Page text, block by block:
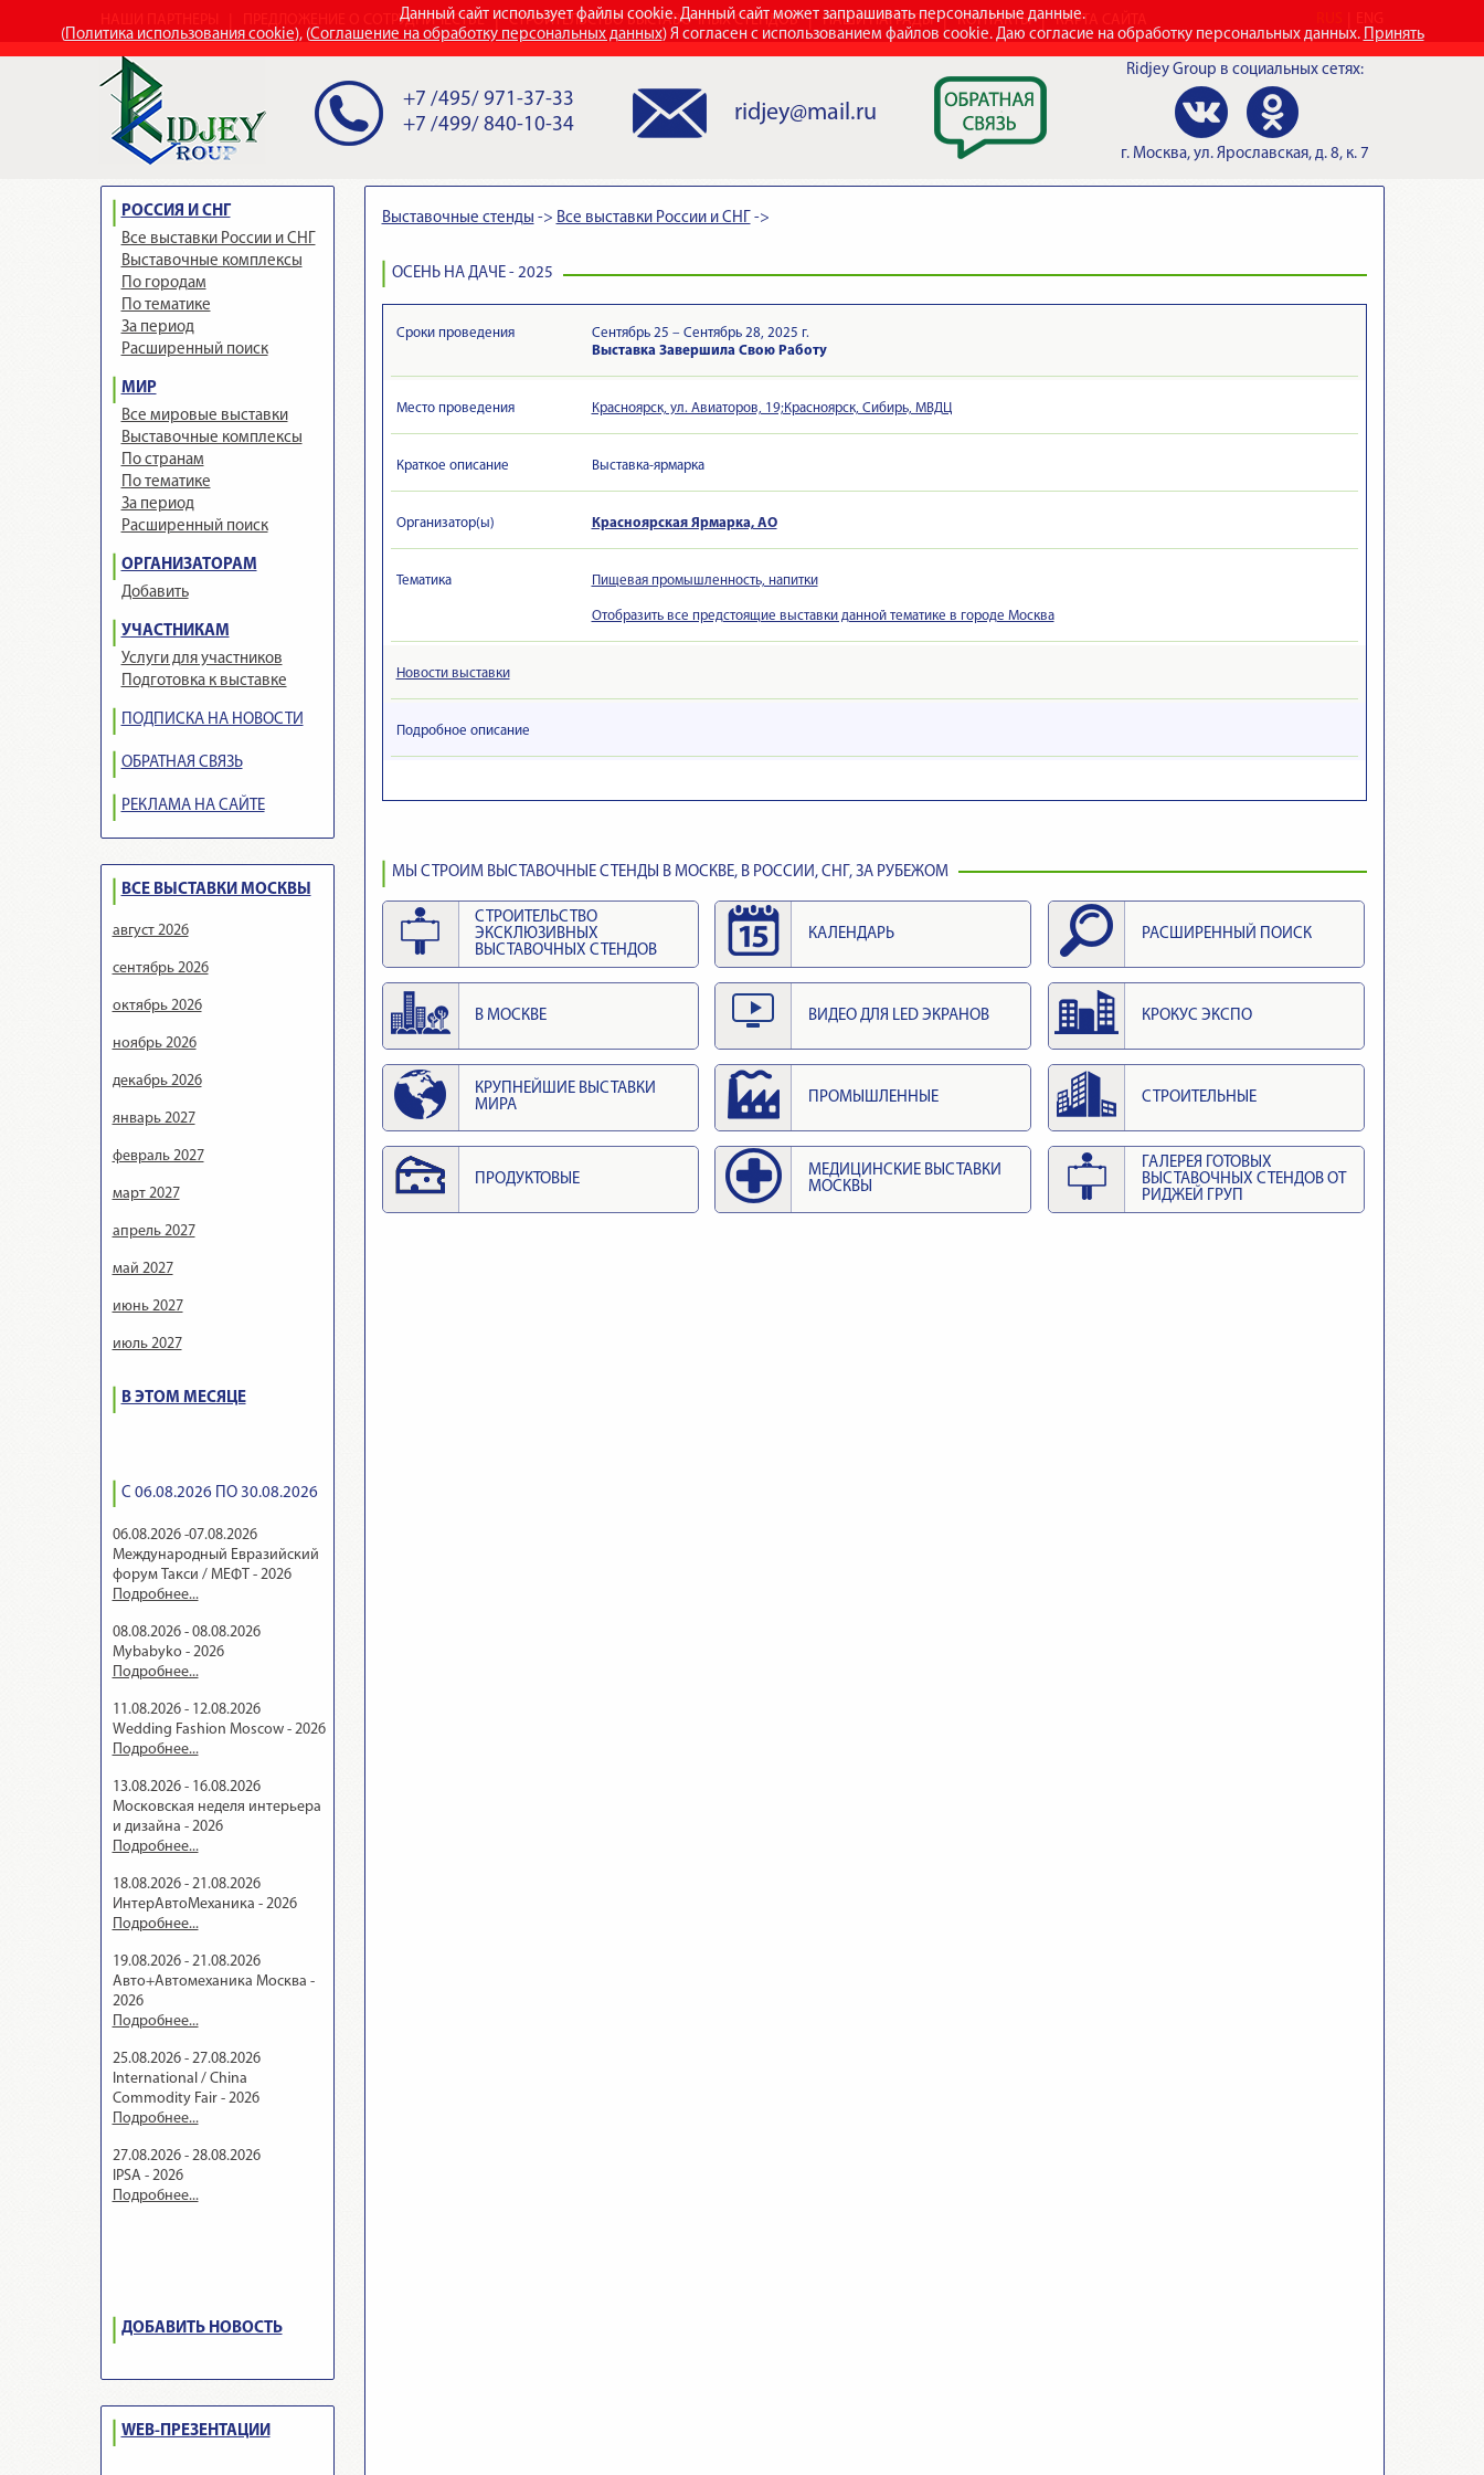
Данный сайт использует файлы cookie. Данный сайт может запрашивать персональные данные.
(Политика использования cookie), (Соглашение на обработку персональных данных) Я согласен с использованием файлов cookie. Даю согласие на обработку персональных данных. Принять
ПРЕДЛОЖЕНИЕ О СОТРУДНИЧЕСТВЕ СТРОИТЕЛЬСТВО ВЫСТАВОЧНЫХ СТЕНДОВ НАШИ НАГРАДЫ КОНТАКТЫ КАРТА САЙТА
+7 /495/ 971-37-33
+7 /499/ 840-10-34
ridjey@mail.ru
Ridjey Group в социальных сетях:
г. Москва, ул. Ярославская, д. 8, к. 7
РОССИЯ И СНГ
Все выставки России и СНГ
Выставочные комплексы
По городам
По тематике
За период
Расширенный поиск
МИР
Все мировые выставки
Выставочные комплексы
По странам
По тематике
За период
Расширенный поиск
ОРГАНИЗАТОРАМ
Добавить
УЧАСТНИКАМ
Услуги для участников
Подготовка к выставке
ПОДПИСКА НА НОВОСТИ
ОБРАТНАЯ СВЯЗЬ
РЕКЛАМА НА САЙТЕ
ВСЕ ВЫСТАВКИ МОСКВЫ
август 2026
сентябрь 2026
октябрь 2026
ноябрь 2026
декабрь 2026
январь 2027
февраль 2027
март 2027
апрель 2027
май 2027
июнь 2027
июль 2027
В ЭТОМ МЕСЯЦЕ
С 06.08.2026 ПО 30.08.2026
06.08.2026 -07.08.2026
Международный Евразийский
форум Такси / МЕФТ - 2026
Подробнее...
08.08.2026 - 08.08.2026
Mybabyko - 2026
Подробнее...
11.08.2026 - 12.08.2026
Wedding Fashion Moscow - 2026
Подробнее...
13.08.2026 - 16.08.2026
Московская неделя интерьера
и дизайна - 2026
Подробнее...
18.08.2026 - 21.08.2026
ИнтерАвтоМеханика - 2026
Подробнее...
19.08.2026 - 21.08.2026
Авто+Автомеханика Москва -
2026
Подробнее...
25.08.2026 - 27.08.2026
International / China
Commodity Fair - 2026
Подробнее...
27.08.2026 - 28.08.2026
IPSA - 2026
Подробнее...
ДОБАВИТЬ НОВОСТЬ
WEB-ПРЕЗЕНТАЦИИ
Выставочные стенды -> Все выставки России и СНГ ->
ОСЕНЬ НА ДАЧЕ - 2025
Сроки проведения
Сентябрь 25 – Сентябрь 28, 2025 г.
Выставка Завершила Свою Работу
Место проведения Красноярск, ул. Авиаторов, 19;Красноярск, Сибирь, МВДЦ
Краткое описание Выставка-ярмарка
Организатор(ы) Красноярская Ярмарка, АО
Тематика Пищевая промышленность, напитки
Отобразить все предстоящие выставки данной тематике в городе Москва
Новости выставки
Подробное описание
МЫ СТРОИМ ВЫСТАВОЧНЫЕ СТЕНДЫ В МОСКВЕ, В РОССИИ, СНГ, ЗА РУБЕЖОМ
СТРОИТЕЛЬСТВО
ЭКСКЛЮЗИВНЫХ
ВЫСТАВОЧНЫХ СТЕНДОВ
КАЛЕНДАРЬ РАСШИРЕННЫЙ ПОИСК
В МОСКВЕ ВИДЕО ДЛЯ LED ЭКРАНОВ КРОКУС ЭКСПО
КРУПНЕЙШИЕ ВЫСТАВКИ
МИРА
ПРОМЫШЛЕННЫЕ СТРОИТЕЛЬНЫЕ
ПРОДУКТОВЫЕ
МЕДИЦИНСКИЕ ВЫСТАВКИ
МОСКВЫ
ГАЛЕРЕЯ ГОТОВЫХ
ВЫСТАВОЧНЫХ СТЕНДОВ ОТ
РИДЖЕЙ ГРУП